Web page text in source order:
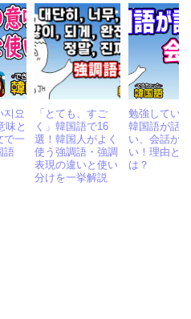
지요
味と
で一
語
「とても、すご
く」韓国語で16
選！韓国人がよく
使う強調語・強調
表現の違いと使い
分けを一挙解説
勉強してい
韓国語が話
い、会話が
い！理由と
は？